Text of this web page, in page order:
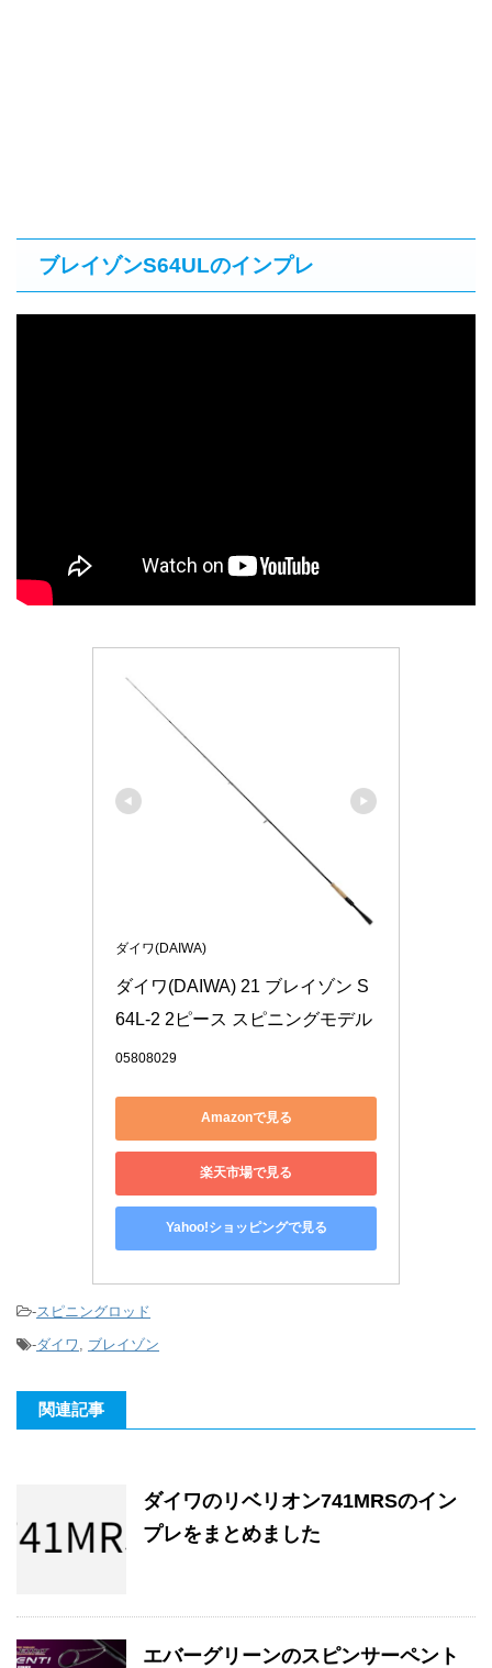
ブレイゾンS64ULのインプレ
ダイワ(DAIWA)
ダイワ(DAIWA) 21 ブレイゾン S
64L-2 2ピース スピニングモデル
05808029
Amazonで見る
楽天市場で見る
Yahoo!ショッピングで見る
-スピニングロッド
-ダイワ ブレイゾン
関連記事
ダイワのリベリオン741MRSのイン
プレをまとめました
エバーグリーンのスピンサーペント